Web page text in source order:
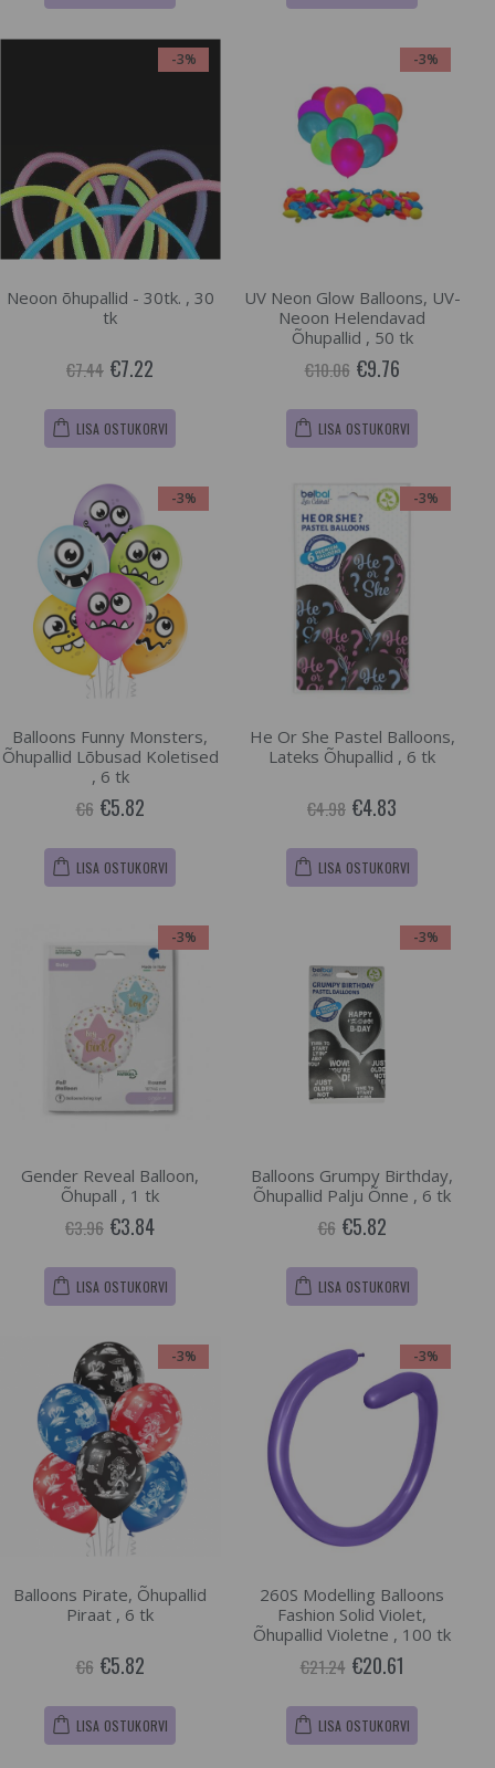
-3%
Neoon õhupallid - 30tk. , 30
tk
€7.44 €7.22
LISA OSTUKORVI
-3%
UV Neon Glow Balloons, UV-
Neoon Helendavad
Õhupallid , 50 tk
€10.06 €9.76
LISA OSTUKORVI
-3%
Balloons Funny Monsters,
Õhupallid Lõbusad Koletised
, 6 tk
€6 €5.82
LISA OSTUKORVI
-3%
He Or She Pastel Balloons,
Lateks Õhupallid , 6 tk
€4.98 €4.83
LISA OSTUKORVI
-3%
Gender Reveal Balloon,
Õhupall , 1 tk
€3.96 €3.84
LISA OSTUKORVI
-3%
Balloons Grumpy Birthday,
Õhupallid Palju Õnne , 6 tk
€6 €5.82
LISA OSTUKORVI
-3%
Balloons Pirate, Õhupallid
Piraat , 6 tk
€6 €5.82
LISA OSTUKORVI
-3%
260S Modelling Balloons
Fashion Solid Violet,
Õhupallid Violetne , 100 tk
€21.24 €20.61
LISA OSTUKORVI